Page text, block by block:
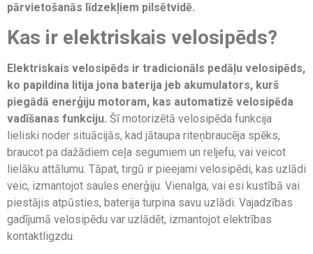
pārvietošanās līdzekļiem pilsētvidē.
Kas ir elektriskais velosipēds?
Elektriskais velosipēds ir tradicionāls pedāļu velosipēds,
ko papildina litija jona baterija jeb akumulators, kurš
piegādā enerģiju motoram, kas automatizē velosipēda
vadīšanas funkciju. Šī motorizētā velosipēda funkcija
lieliski noder situācijās, kad jātaupa riteņbraucēja spēks,
braucot pa dažādiem ceļa segumiem un reljefu, vai veicot
lielāku attālumu. Tāpat, tirgū ir pieejami velosipēdi, kas uzlādi
veic, izmantojot saules enerģiju. Vienalga, vai esi kustībā vai
piestājis atpūsties, baterija turpina savu uzlādi. Vajadzības
gadījumā velosipēdu var uzlādēt, izmantojot elektrības
kontaktligzdu.